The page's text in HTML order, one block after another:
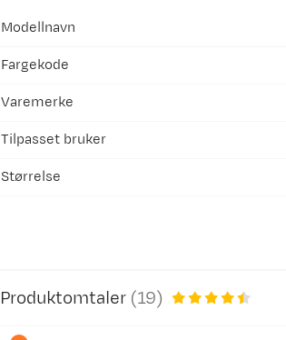
Modellnavn
Fargekode
Varemerke
Tilpasset bruker
Størrelse
Produktomtaler (19)